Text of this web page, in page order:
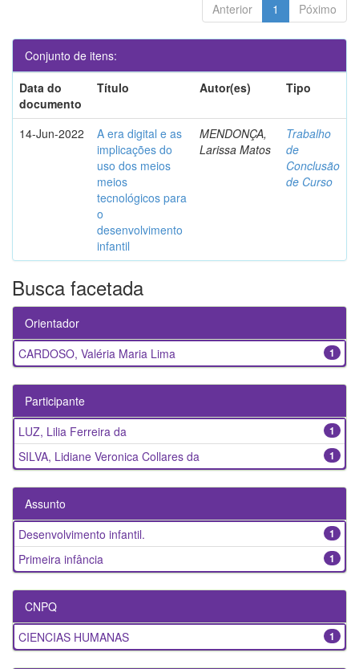
Anterior 1 Póximo
Conjunto de itens:
Data do
documento
Título Autor(es) Tipo
14-Jun-2022
A era digital e as
implicações do
uso dos meios
meios
tecnológicos para
o
desenvolvimento
infantil
MENDONÇA,
Larissa Matos
Trabalho
de
Conclusão
de Curso
Busca facetada
Orientador
1
CARDOSO, Valéria Maria Lima
Participante
1
LUZ, Lilia Ferreira da
1
SILVA, Lidiane Veronica Collares da
Assunto
1
Desenvolvimento infantil.
1
Primeira infância
CNPQ
1
CIENCIAS HUMANAS